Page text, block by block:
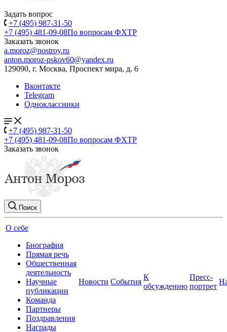
Задать вопрос
+7 (495) 987-31-50
+7 (495) 481-09-08По вопросам ФХТР
Заказать звонок
a.moroz@nostroy.ru
anton.moroz-pskov60@yandex.ru
129090, г. Москва, Проспект мира, д. 6
Вконтакте
Telegram
Одноклассники
+7 (495) 987-31-50
+7 (495) 481-09-08По вопросам ФХТР
Заказать звонок
Поиск
О себе
Биография
Прямая речь
Общественная
деятельность
Научные
публикации
Команда
Партнеры
Поздравления
Награды
Новости События
К
обсуждению
Пресс-
портрет